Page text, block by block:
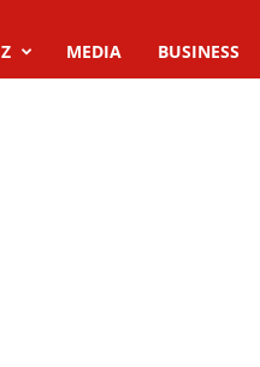
MEDIA BUSINESS